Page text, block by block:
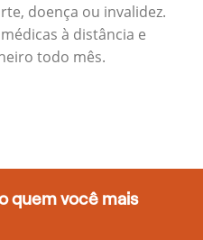
doença ou invalidez.
à distância e
todo mês.
quem você mais